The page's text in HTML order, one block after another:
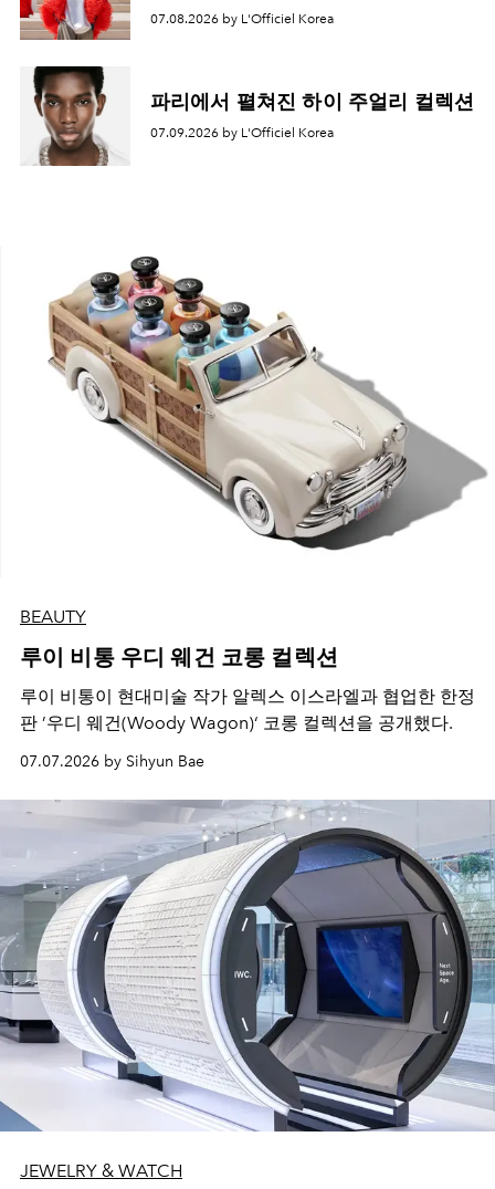
07.08.2026 by L'Officiel Korea
파리에서 펼쳐진 하이 주얼리 컬렉션
07.09.2026 by L'Officiel Korea
BEAUTY
루이 비통 우디 웨건 코롱 컬렉션
루이 비통이 현대미술 작가 알렉스 이스라엘과 협업한 한정
판 ’우디 웨건(Woody Wagon)‘ 코롱 컬렉션을 공개했다.
07.07.2026 by Sihyun Bae
JEWELRY & WATCH